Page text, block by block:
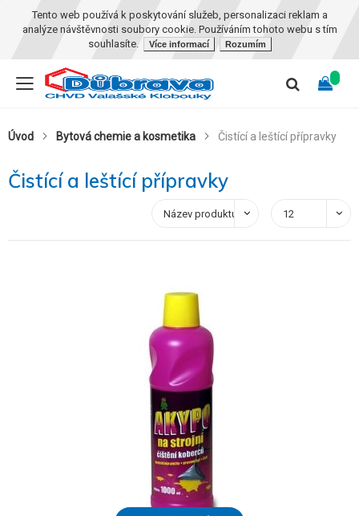
Tento web používá k poskytování služeb, personalizaci reklam a
analýze návštěvnosti soubory cookie. Používáním tohoto webu s tím
souhlasíte.
Více informací Rozumím
Úvod Bytová chemie a kosmetika Čistící a leštící přípravky
Čistící a leštící přípravky